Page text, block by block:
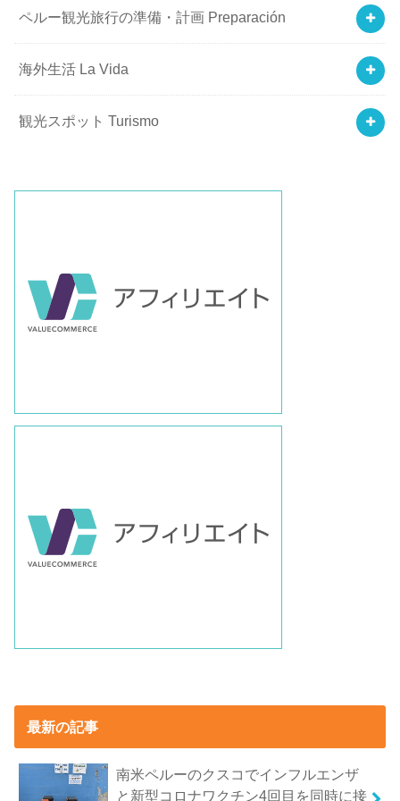
ペルー観光旅行の準備・計画 Preparación
海外生活 La Vida
観光スポット Turismo
最新の記事
南米ペルーのクスコでインフルエンザ
と新型コロナワクチン4回目を同時に接